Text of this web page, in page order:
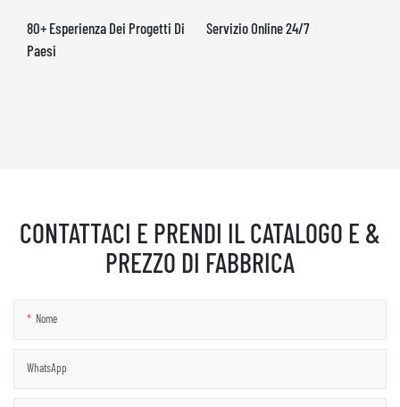
80+ Esperienza Dei Progetti Di
Paesi
Servizio Online 24/7
CONTATTACI E PRENDI IL CATALOGO E &
PREZZO DI FABBRICA
Nome
WhatsApp